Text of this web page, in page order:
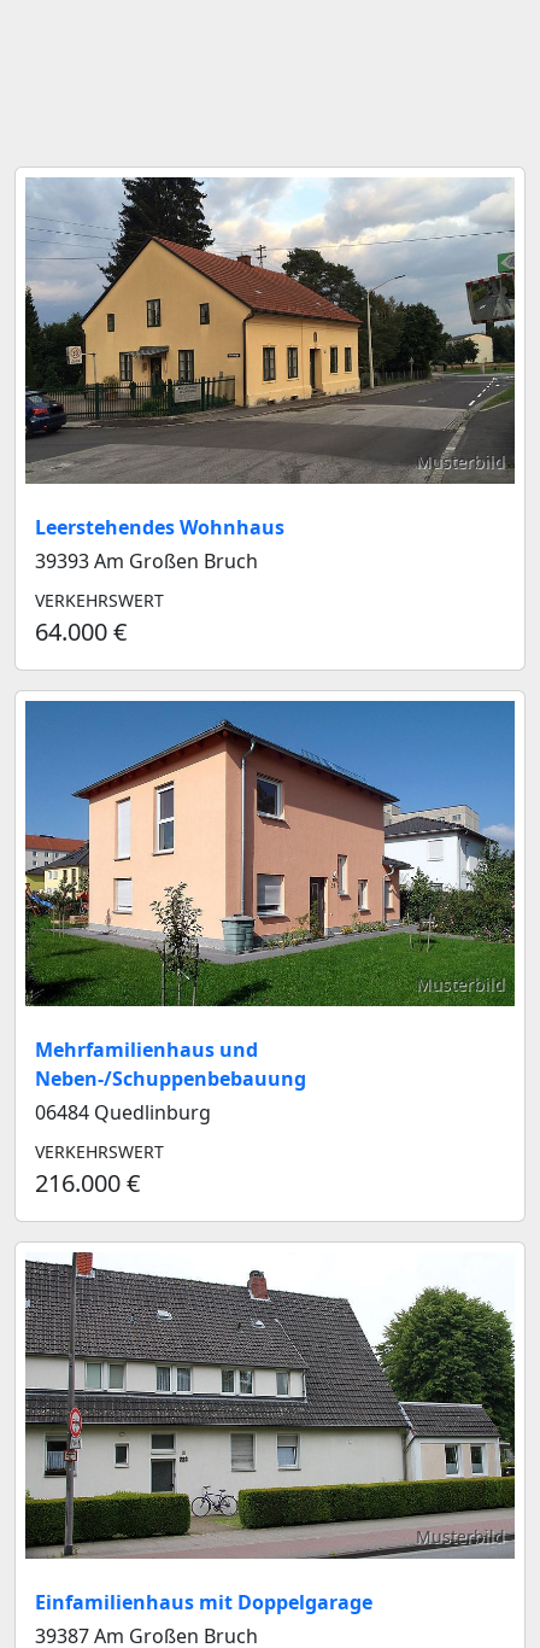
Musterbild
Leerstehendes Wohnhaus
39393 Am Großen Bruch
VERKEHRSWERT
64.000 €
Musterbild
Mehrfamilienhaus und
Neben-/Schuppenbebauung
06484 Quedlinburg
VERKEHRSWERT
216.000 €
Musterbild
Einfamilienhaus mit Doppelgarage
39387 Am Großen Bruch